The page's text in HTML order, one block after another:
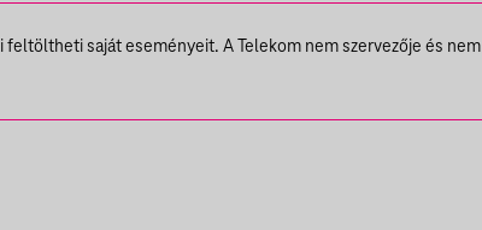
saját eseményeit. A Telekom nem szervezője és